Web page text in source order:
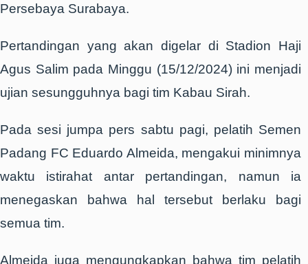
Persebaya Surabaya.
Pertandingan yang akan digelar di Stadion Haji
Agus Salim pada Minggu (15/12/2024) ini menjadi
ujian sesungguhnya bagi tim Kabau Sirah.
Pada sesi jumpa pers sabtu pagi, pelatih Semen
Padang FC Eduardo Almeida, mengakui minimnya
waktu istirahat antar pertandingan, namun ia
menegaskan bahwa hal tersebut berlaku bagi
semua tim.
Almeida juga mengungkapkan bahwa tim pelatih